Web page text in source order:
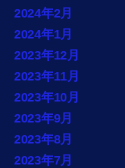
2024年2月
2024年1月
2023年12月
2023年11月
2023年10月
2023年9月
2023年8月
2023年7月